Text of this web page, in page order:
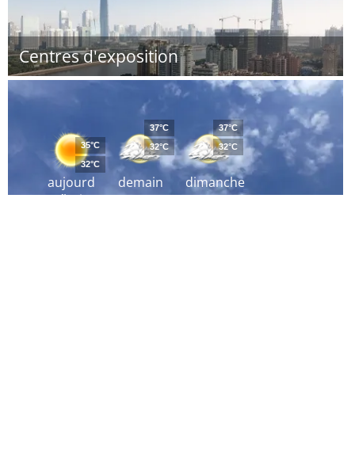
Centres d'exposition
aujourd
´hui
35°C
32°C
demain
37°C
32°C
dimanche
37°C
32°C